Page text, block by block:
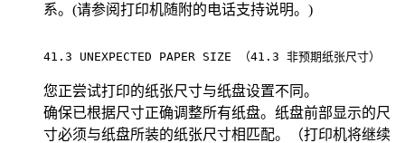
系。(请参阅打印机随附的电话支持说明。)
41.3 UNEXPECTED
您正尝试打印的纸张尺寸与纸盘设置不同。
确保已根据尺寸正确调整所有纸盘。纸盘前部显示的尺
寸必须与纸盘所装的纸张尺寸相匹配。（打印机将继续